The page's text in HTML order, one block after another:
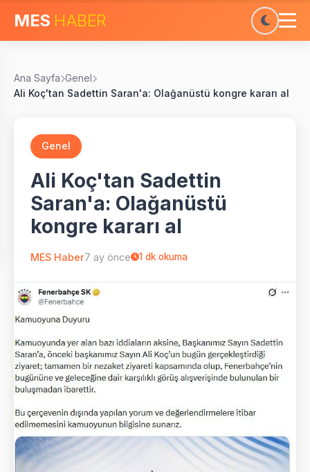
MES HABER
Ana Sayfa Genel
Ali Koç'tan Sadettin Saran'a: Olağanüstü kongre kararı al
Genel
Ali Koç'tan Sadettin
Saran'a: Olağanüstü
kongre kararı al
MES Haber7 ay önce 1 dk okuma